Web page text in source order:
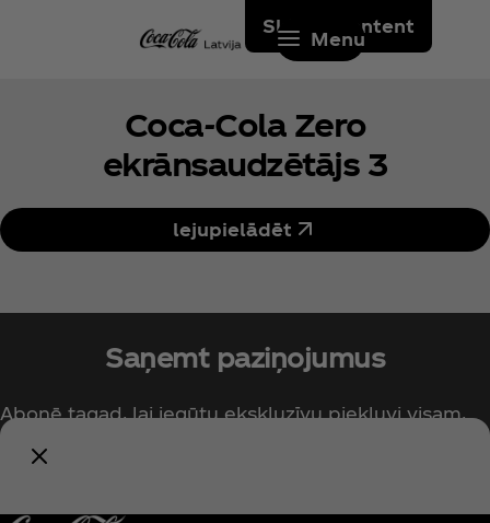
Skip to content
Menu
Coca‑Cola Zero
ekrānsaudzētājs 3
lejupielādēt
Saņemt paziņojumus
Abonē tagad, lai iegūtu ekskluzīvu piekļuvi visam,